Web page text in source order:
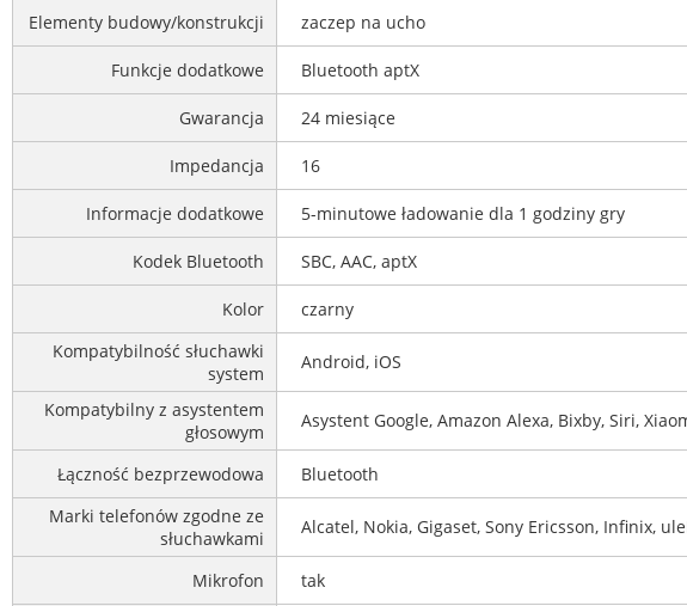
Elementy budowy/konstrukcji zaczep na ucho
Funkcje dodatkowe Bluetooth aptX
Gwarancja 24 miesiące
Impedancja 16
Informacje dodatkowe 5-minutowe ładowanie dla 1 godziny gry
Kodek Bluetooth SBC, AAC, aptX
Kolor
czarny
Kompatybilność słuchawki
system
Android, iOS
Kompatybilny z asystentem
głosowym
Asystent Google, Amazon Alexa, Bixby, Siri,
Łączność bezprzewodowa
Bluetooth
Marki telefonów zgodne ze
słuchawkami
Alcatel, Nokia, Gigaset, Sony Ericsson, Infinix,
Mikrofon tak